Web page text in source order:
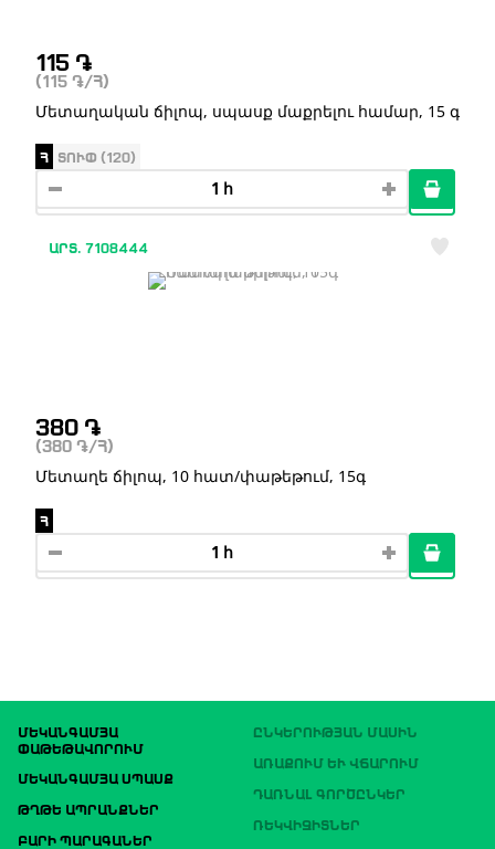
115 ֏
(115 ֏ /Հ)
Մետաղական ճիլոպ, սպասք մաքրելու համար, 15 գ
Հ ՏՈՒՓ (120)
ԱՐՏ. 7108444
380 ֏
(380 ֏ /Հ)
Մետաղե ճիլոպ, 10 հատ/փաթեթում, 15գ
Հ
ՄԵԿԱՆԳԱՄՅԱ
ՓԱԹԵԹԱՎՈՐՈՒՄ
ՄԵԿԱՆԳԱՄՅԱ ՍՊԱՍՔ
ԹՂԹԵ ԱՊՐԱՆՔՆԵՐ
ԲԱՐԻ ՊԱՐԱԳԱՆԵՐ
ԸՆԿԵՐՈՒԹՅԱՆ ՄԱՍԻՆ
ԱՌԱՔՈՒՄ ԵՒ ՎՃԱՐՈՒՄ
ԴԱՌՆԱԼ ԳՈՐԾԸՆԿԵՐ
ՌԵԿՎԻԶԻՏՆԵՐ